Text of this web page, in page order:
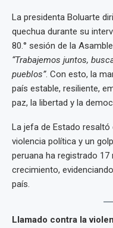
La presidenta Boluarte
quechua durante su
80.° sesión de la
“Trabajemos juntos,
pueblos”. Con esto, la
país estable, resiliente,
paz, la libertad y la
La jefa de Estado resaltó
violencia política y un
peruana ha registrado
crecimiento,
país.
Llamado contra la